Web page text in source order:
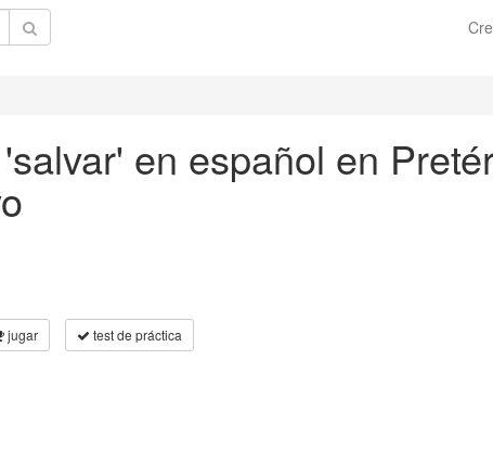
en español en
jugar test de práctica